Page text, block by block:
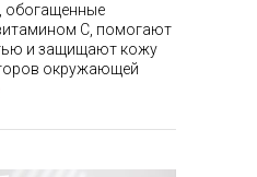
обогащенные
С, помогают
и защищают кожу
окружающей